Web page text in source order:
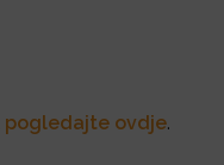
pogledajte ovdje.